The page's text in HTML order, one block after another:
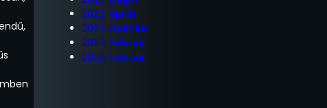
2023. április
2023. március
2023. február
2022. február